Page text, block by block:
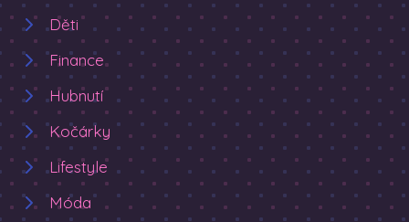
Děti
Finance
Hubnutí
Kočárky
Lifestyle
Móda